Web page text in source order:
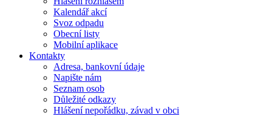
Kalendář akcí
Svoz odpadu
Obecní listy
Mobilní aplikace
Kontakty
Adresa, bankovní údaje
Napište nám
Seznam osob
Důležité odkazy
Hlášení nepořádku, závad v obci